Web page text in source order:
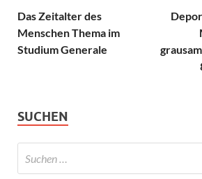
Das Zeitalter des
Menschen Thema im
Studium Generale
SUCHEN